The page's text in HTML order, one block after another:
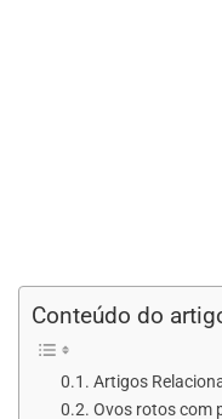
Conteúdo do
Artigos
Ovos rotos com